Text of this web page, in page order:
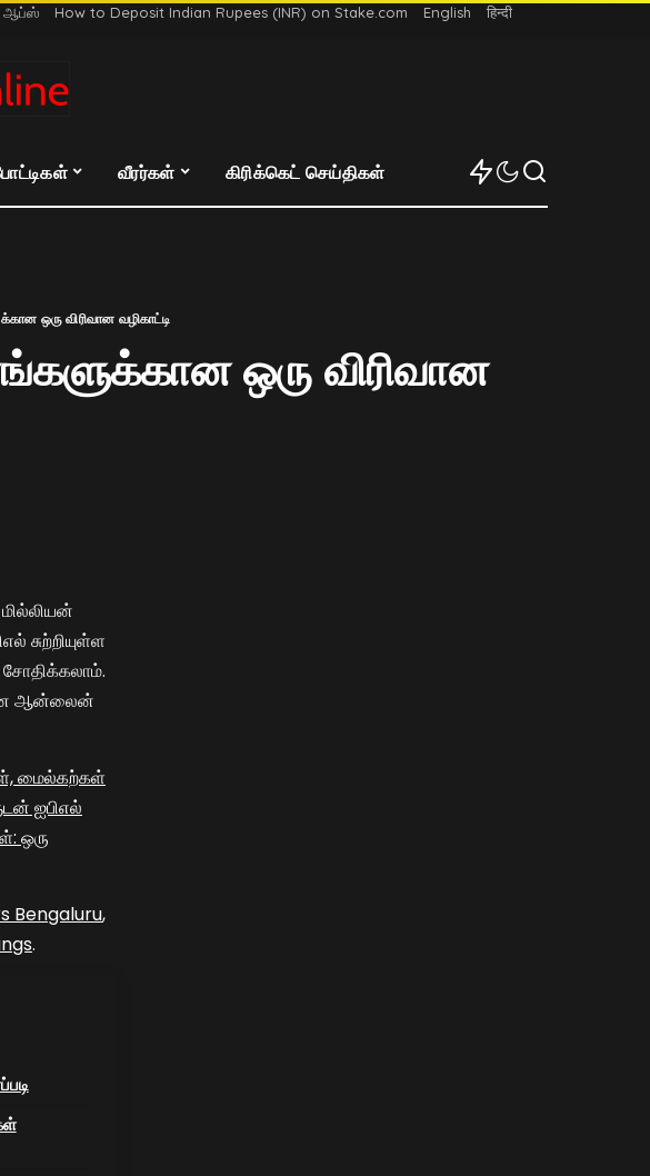
ஆப்ஸ் How to Deposit Indian Rupees (INR) on Stake.com English
हिन्दी
வீரர்கள் கிரிக்கெட் செய்திகள்
ஒரு விரிவான வழிகாட்டி
ஒரு விரிவான
சுற்றியுள்ள
சோதிக்கலாம்.
ஆன்லைன்
மைல்கற்கள்
ஐபிஎல்
ஒரு
Bengaluru,
.